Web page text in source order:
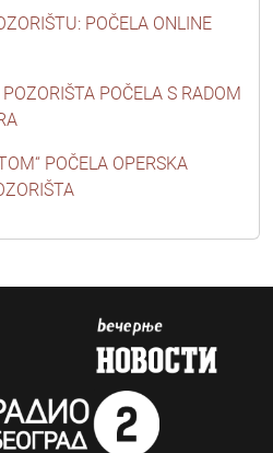
POČELA ONLINE
POČELA S RADOM
POČELA OPERSKA